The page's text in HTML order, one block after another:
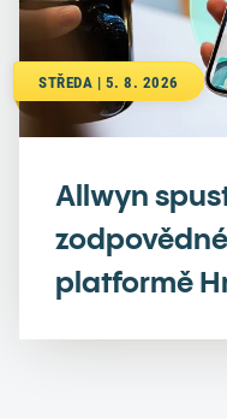
STŘEDA | 5. 8. 2026
Allwyn
platformě